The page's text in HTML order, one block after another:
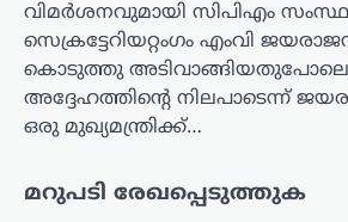
വിമർശനവുമായി സിപിഎം
സെക്രട്ടേറിയറ്റംഗം എംവി
കൊടുത്തു
അദ്ദേഹത്തിന്റെ നിലപാടെന്ന്
ഒരു മുഖ്യമന്ത്രിക്ക്…
മറുപടി രേഖപ്പെടുത്തുക